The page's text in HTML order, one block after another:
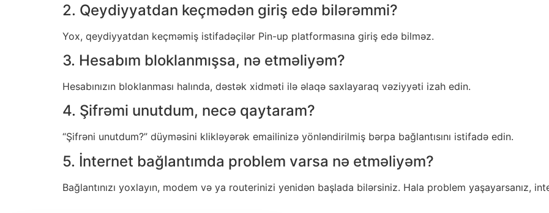
2. Qeydiyyatdan keçmədən giriş edə bilərəmmi?
Yox, qeydiyyatdan keçməmiş istifadəçilər Pin-up platformasına giriş edə bilməz.
3. Hesabım bloklanmışsa, nə etməliyəm?
Hesabınızın bloklanması halında, dəstək xidməti ilə əlaqə saxlayaraq vəziyyəti izah edin.
4. Şifrəmi unutdum, necə qaytaram?
“Şifrəni unutdum?” düyməsini klikləyərək emailinizə yönləndirilmiş bərpa bağlantısını istifadə edin.
5. İnternet bağlantımda problem varsa nə etməliyəm?
Bağlantınızı yoxlayın, modem və ya routerinizi yenidən başlada bilərsiniz. Hala problem yaşayarsanız,